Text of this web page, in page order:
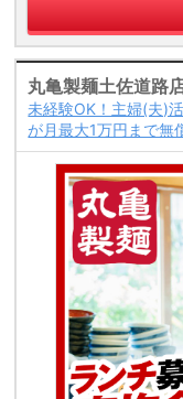
丸亀製麺土佐道路
未経験OK！主婦(夫)
が月最大1万円まで無